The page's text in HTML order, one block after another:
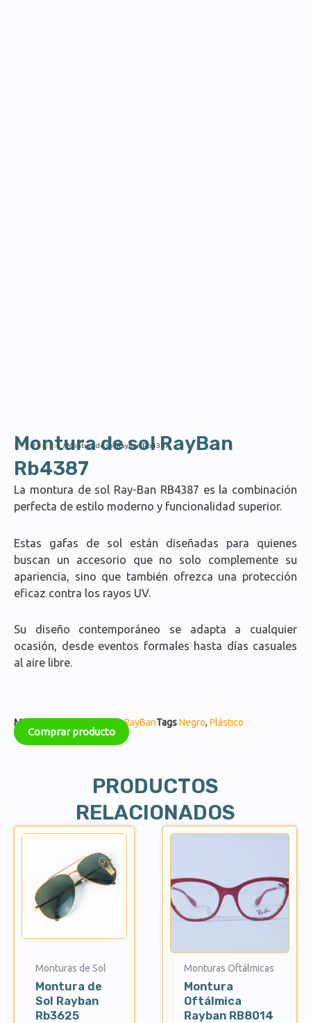
Inicio /RayBan / Montura de sol RayBan Rb4387
Montura de sol RayBan
Rb4387
La montura de sol Ray-Ban RB4387 es la combinación
perfecta de estilo moderno y funcionalidad superior.
Estas gafas de sol están diseñadas para quienes
buscan un accesorio que no solo complemente su
apariencia, sino que también ofrezca una protección
eficaz contra los rayos UV.
Su diseño contemporáneo se adapta a cualquier
ocasión, desde eventos formales hasta días casuales
al aire libre.
Marcas: Monturas de Sol,RayBanTagsNegro, Plástico
Comprar producto
PRODUCTOS
RELACIONADOS
Monturas de Sol
Montura de
Sol Rayban
Rb3625
Monturas Oftálmicas
Montura
Oftálmica
Rayban RB8014